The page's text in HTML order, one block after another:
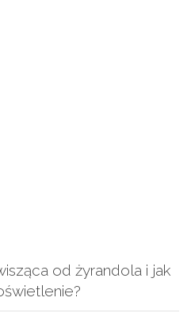
od żyrandola i jak